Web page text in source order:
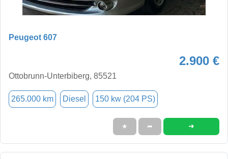
Peugeot 607
2.900 €
Ottobrunn-Unterbiberg, 85521
265.000 km Diesel 150 kw (204 PS)
★ ➦ ➜